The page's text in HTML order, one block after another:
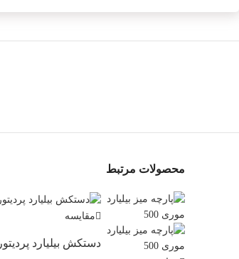
محصولات مرتبط
مقایسه
دستکش بیلیارد پردیتور